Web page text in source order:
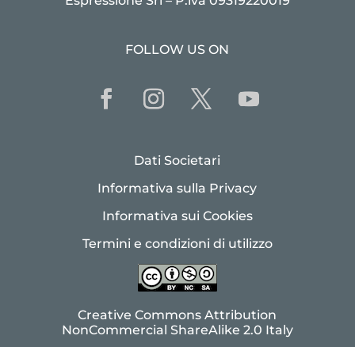
FOLLOW US ON
Dati Societari
Informativa sulla Privacy
Informativa sui Cookies
Termini e condizioni di utilizzo
Creative Commons Attribution
NonCommercial ShareAlike 2.0 Italy